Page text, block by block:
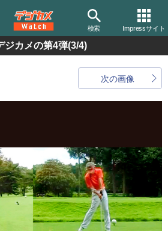
検索 Impressサイト
ジカメの第4弾(3/4)
次の画像